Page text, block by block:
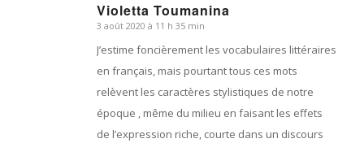
Violetta Toumanina
dit
3 août 2020 à 11 h 35 min
J’estime foncièrement les vocabulaires littéraires
en français, mais pourtant tous ces mots
relèvent les caractères stylistiques de notre
époque , même du milieu en faisant les effets
de l’expression riche, courte dans un discours